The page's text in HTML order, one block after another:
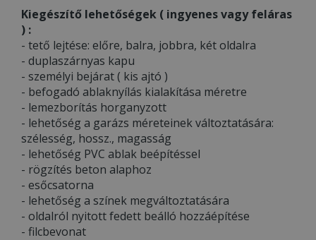
Kiegészítő lehetőségek ( ingyenes vagy feláras
) :
- tető lejtése: előre, balra, jobbra, két oldalra
- duplaszárnyas kapu
- személyi bejárat ( kis ajtó )
- befogadó ablaknyílás kialakítása méretre
- lemezborítás horganyzott
- lehetőség a garázs méreteinek változtatására:
szélesség, hossz., magasság
- lehetőség PVC ablak beépítéssel
- rögzítés beton alaphoz
- esőcsatorna
- lehetőség a színek megváltoztatására
- oldalról nyitott fedett beálló hozzáépítése
- filcbevonat